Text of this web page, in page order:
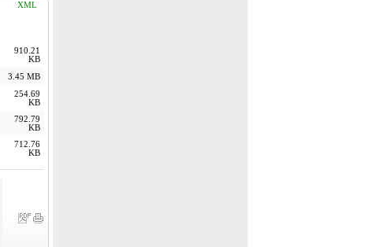
XML
910.21
KB
3.45 MB
254.69
KB
792.79
KB
712.76
KB